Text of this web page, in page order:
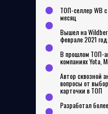
ТОП-селлер WB
месяц
Вышел на
феврале 2021
В прошлом ТОП-
компаниях Yota,
Автор сквозной
вопросы от
карточки в ТОП
Разработал